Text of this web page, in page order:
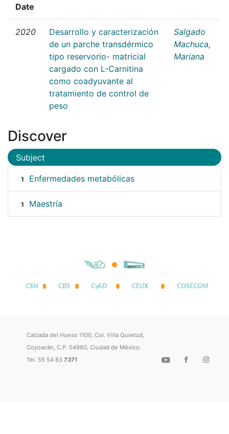
Date
2020
Desarrollo y caracterización
de un parche transdérmico
tipo reservorio- matricial
cargado con L-Carnitina
como coadyuvante al
tratamiento de control de
peso
Salgado
Machuca,
Mariana
Discover
Subject
1 Enfermedades metabólicas
1 Maestría
CSH CBS CyAD CEUX COSECOM
Calzada del Hueso 1100, Col. Villa Quietud,
Coyoacán, C.P. 04960, Ciudad de México.
Tel. 55 54 837371